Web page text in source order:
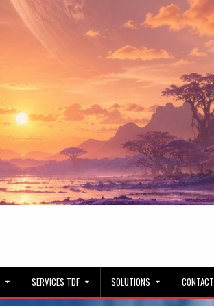
SERVICES TDF SOLUTIONS CONTACT